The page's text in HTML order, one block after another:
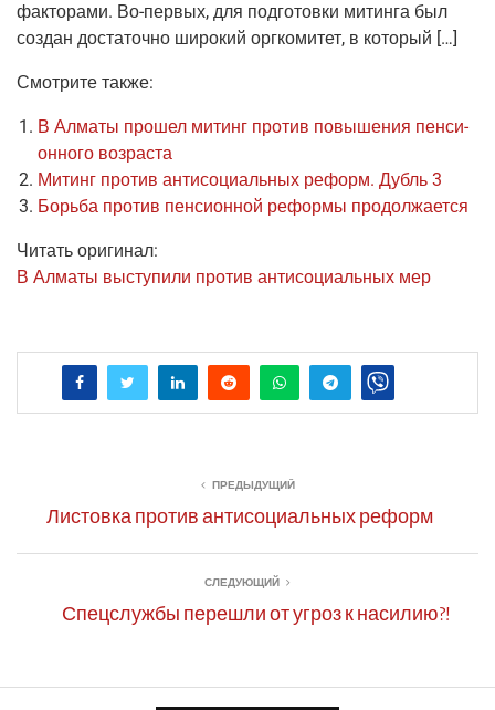
фак­то­ра­ми. Во-пер­вых, для под­го­тов­ки митин­га был
создан доста­точ­но широ­кий орг­ко­ми­тет, в который […]
Смот­ри­те также:
В Алма­ты про­шел митинг про­тив повы­ше­ния пен­си­
он­но­го возраста
Митинг про­тив анти­со­ци­аль­ных реформ. Дубль 3
Борь­ба про­тив пен­си­он­ной рефор­мы продолжается
Читать ори­ги­нал:
В Алма­ты высту­пи­ли про­тив анти­со­ци­аль­ных мер
ПРЕДЫДУЩИЙ
Листовка против антисоциальных реформ
СЛЕДУЮЩИЙ
Спецслужбы перешли от угроз к насилию?!